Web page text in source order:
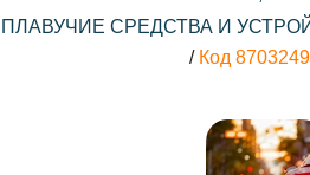
ПЛАВУЧИЕ СРЕДСТВА И
/ Код